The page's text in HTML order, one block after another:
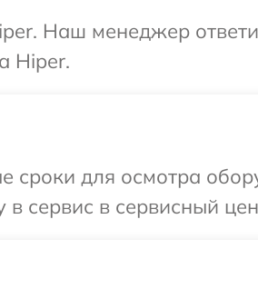
Наш менеджер
Hiper.
сроки для осмотра
сервис в сервисный